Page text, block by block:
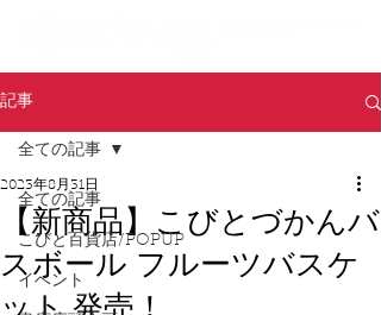
記事
全ての記事
こびと百貨店/POPUP
イベント
全ての記事
【新商品】こびとづかんバ
スボール フルーツバスケ
ット 発売！
2023年8月31日